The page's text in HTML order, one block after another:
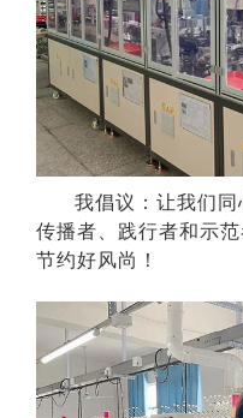
我倡议：让我们
传播者、践行者和示
节约好风尚！